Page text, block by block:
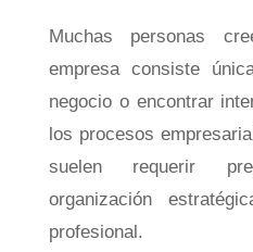
Muchas personas
empresa consiste
negocio o encontrar
los procesos
suelen requerir
organización
profesional.